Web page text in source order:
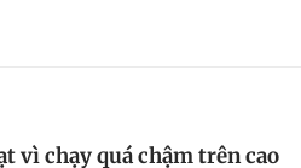
vì chạy quá chậm trên cao